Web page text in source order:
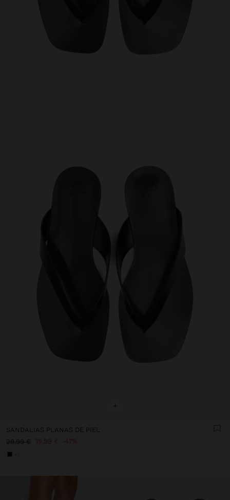
+
SANDALIAS PLANAS DE PIEL
29,99 €
15,99 € 47%